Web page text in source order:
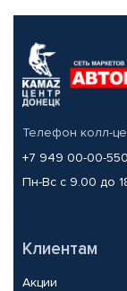
Телефон колл-
+7 949 00-00-550
Пн-Вс с 9.00 до
Клиентам
Акции